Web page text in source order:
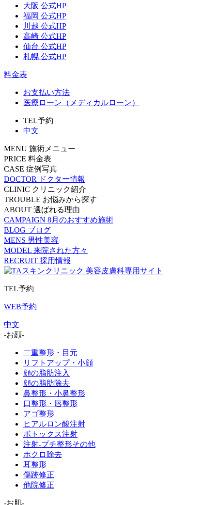
大阪 公式HP
福岡 公式HP
川越 公式HP
高崎 公式HP
仙台 公式HP
札幌 公式HP
料金表
お支払い方法
医療ローン（メディカルローン）
TEL予約
中文
MENU 施術メニュー
PRICE 料金表
CASE 症例写真
DOCTOR
ドクター情報
CLINIC クリニック紹介
TROUBLE お悩みから探す
ABOUT 選ばれる理由
CAMPAIGN 8月のおすすめ施術
BLOG ブログ
MENS 男性美容
MODEL 来院された方々
RECRUIT 採用情報
TEL予約
WEB予約
中文
-お顔-
二重整形・目元
リフトアップ・小顔
顔の脂肪注入
顔の脂肪除去
鼻整形・小鼻整形
口整形・唇整形
アゴ整形
ヒアルロン酸注射
ボトックス注射
注射-プチ整形その他
ホクロ除去
耳整形
傷跡修正
他院修正
-お肌-